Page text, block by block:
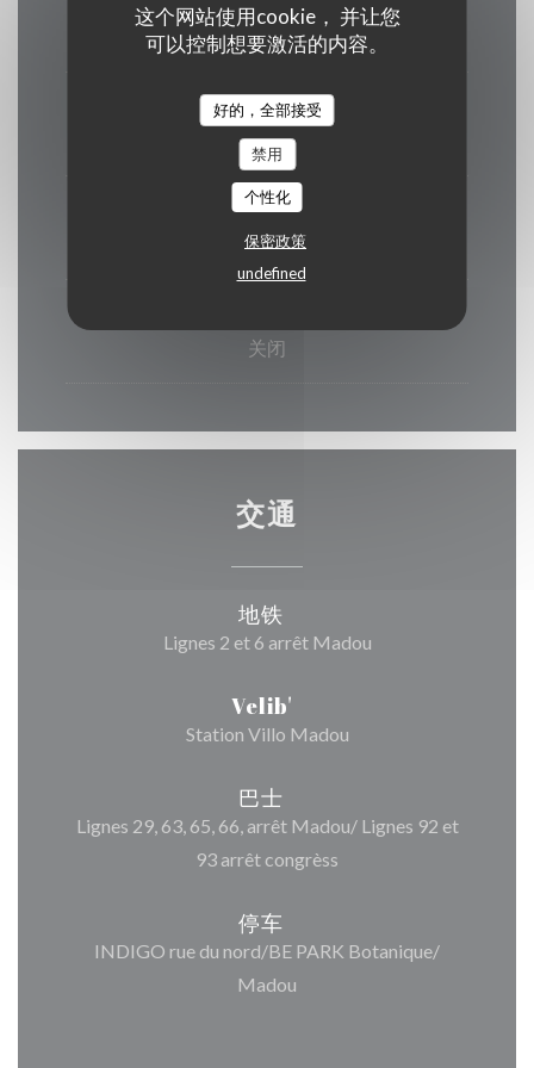
这个网站使用cookie， 并让您
可以控制想要激活的内容。
好的，全部接受
禁用
个性化
保密政策
undefined
关闭
星期二
12:00 - 13:30
星-星
12:00 - 13:30 • 19:00 - 21:00
关闭
交通
地铁
Lignes 2 et 6 arrêt Madou
Velib'
Station Villo Madou
巴士
Lignes 29, 63, 65, 66, arrêt Madou/ Lignes 92 et
93 arrêt congrèss
停车
INDIGO rue du nord/BE PARK Botanique/
Madou